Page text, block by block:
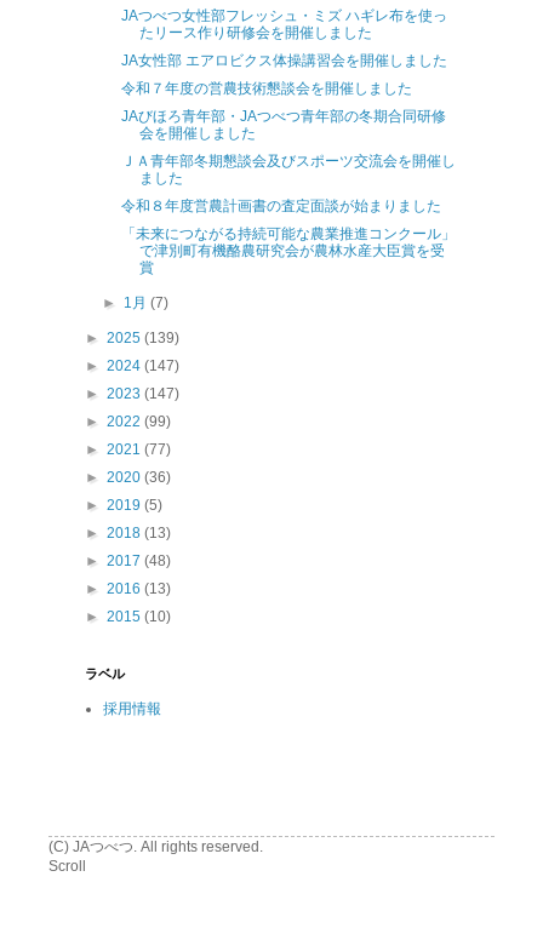
JAつべつ女性部フレッシュ・ミズ ハギレ布を使っ
たリース作り研修会を開催しました
JA女性部 エアロビクス体操講習会を開催しました
令和７年度の営農技術懇談会を開催しました
JAびほろ青年部・JAつべつ青年部の冬期合同研修
会を開催しました
ＪＡ青年部冬期懇談会及びスポーツ交流会を開催し
ました
令和８年度営農計画書の査定面談が始まりました
「未来につながる持続可能な農業推進コンクール」
で津別町有機酪農研究会が農林水産大臣賞を受
賞
► 1月(7)
► 2025 (139)
► 2024 (147)
► 2023 (147)
► 2022 (99)
► 2021 (77)
► 2020 (36)
► 2019 (5)
► 2018 (13)
► 2017 (48)
► 2016 (13)
► 2015 (10)
ラベル
採用情報
(C) JAつべつ. All rights reserved.
Scroll